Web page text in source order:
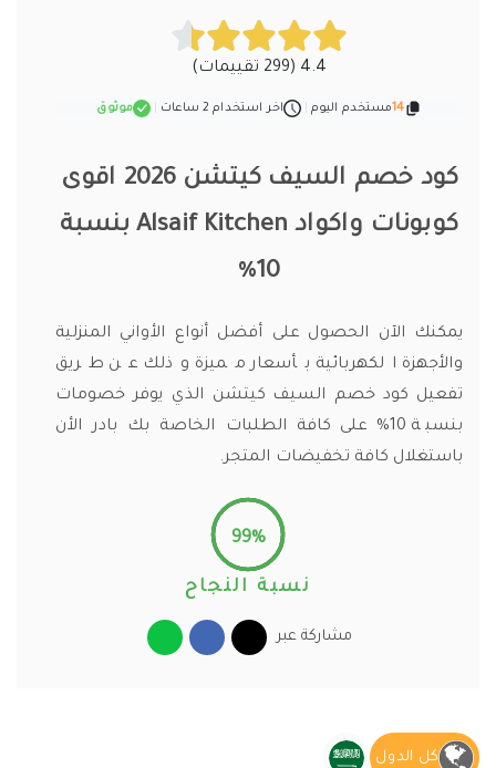
4.4 (299 تقييمات)
14مستخدم اليوم اخر استخدام 2 ساعات موثوق
كود خصم السيف كيتشن 2026 اقوى
كوبونات واكواد Alsaif Kitchen بنسبة
10%
يمكنك الآن الحصول على أفضل أنواع الأواني المنزلية
والأجهزة الكهربائية بأسعار مميزة وذلك عن طريق
تفعيل كود خصم السيف كيتشن الذي يوفر خصومات
بنسبة 10% على كافة الطلبات الخاصة بك بادر الأن
باستغلال كافة تخفيضات المتجر.
99%
نسبة النجاح
مشاركة عبر
كل الدول